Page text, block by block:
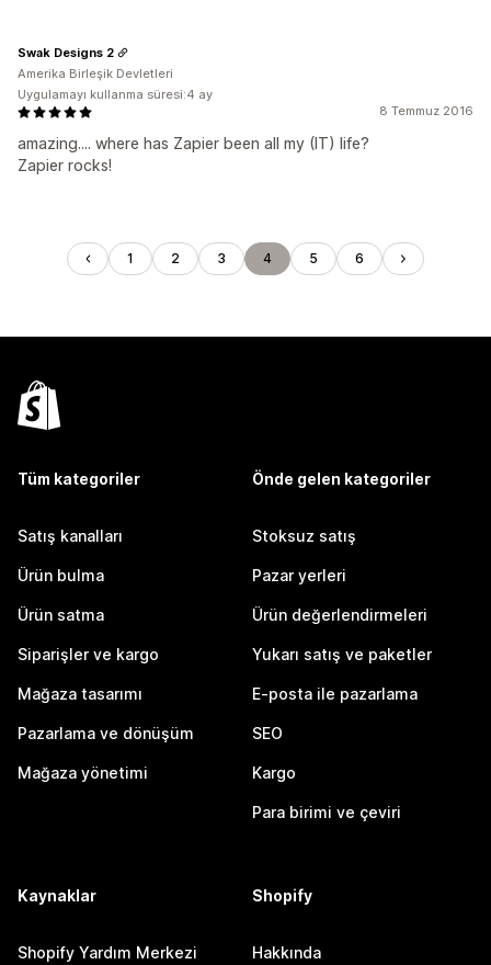
8 Temmuz 2016
amazing.... where has Zapier been all my (IT) life?
Zapier rocks!
Swak Designs 2
Amerika Birleşik Devletleri
Uygulamayı kullanma süresi:4 ay
1 2 3 4 5 6
Tüm kategoriler
Satış kanalları
Ürün bulma
Ürün satma
Siparişler ve kargo
Mağaza tasarımı
Pazarlama ve dönüşüm
Mağaza yönetimi
Önde gelen kategoriler
Stoksuz satış
Pazar yerleri
Ürün değerlendirmeleri
Yukarı satış ve paketler
E-posta ile pazarlama
SEO
Kargo
Para birimi ve çeviri
Kaynaklar
Shopify Yardım Merkezi
Shopify
Hakkında